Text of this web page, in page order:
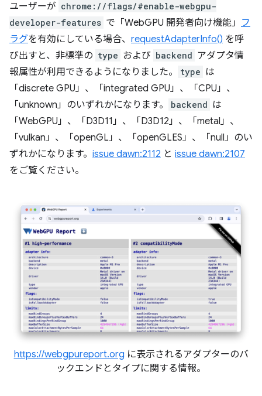
ユーザーが chrome://flags/#enable-webgpu-
developer-features で「WebGPU 開発者向け機能」 フ
ラグを有効にしている場合、 requestAdapterInfo() を呼
び出すと、非標準の type および backend アダプタ情
報属性が利用できるようになりました。
type は
「discrete GPU」、「integrated GPU」、「CPU」、
「unknown」のいずれかになります。
backend は
「WebGPU」、「D3D11」、「D3D12」、「metal」、
「vulkan」、「openGL」、「openGLES」、「null」のい
ずれかになります。 issue dawn:2112 と issue dawn:2107
をご覧ください。
https://webgpureport.org に表示されるアダプターのバ
ックエンドとタイプに関する情報。